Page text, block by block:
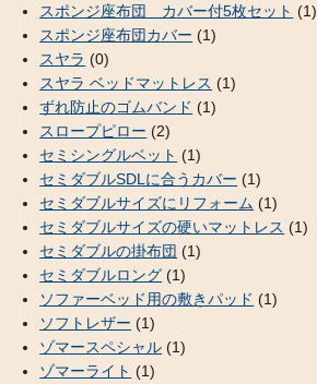
スポンジ座布団 カバー付5枚セット (1)
スポンジ座布団カバー (1)
スヤラ (0)
スヤラ ベッドマットレス (1)
ずれ防止のゴムバンド (1)
スロープピロー (2)
セミシングルベット (1)
セミダブルSDLに合うカバー (1)
セミダブルサイズにリフォーム (1)
セミダブルサイズの硬いマットレス (1)
セミダブルの掛布団 (1)
セミダブルロング (1)
ソファーベッド用の敷きパッド (1)
ソフトレザー (1)
ゾマースペシャル (1)
ゾマーライト (1)